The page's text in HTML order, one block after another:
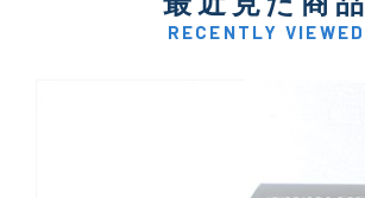
RECENTLY VIEWED